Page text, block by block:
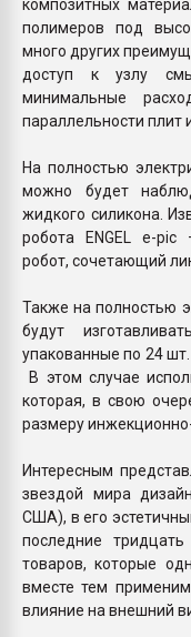
композитных
полимеров под
много других
доступ к узлу
минимальные
параллельности плит
На полностью
можно будет
жидкого силикона.
робота ENGEL e-
робот, сочетающий
Также на полностью
будут
упакованные по 24
В этом случае
которая, в свою
размеру
Интересным
звездой мира
США), в его
последние
товаров, которые
вместе тем
влияние на внешний